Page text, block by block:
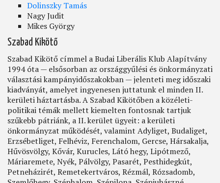
Dolinszky Tamás
Nagy Judit
Mikes György
Szabad Kikötő
Szabad Kikötő címmel a Budai Liberális Klub Alapítvány
1994 óta — elsősorban az országgyűlési és önkormányzati
választási kampányidőszakokban — jelenteti meg időszaki
kiadványát, amelyet ingyenesen juttatunk el minden II.
kerületi háztartásba. A Szabad Kikötőben a közéleti-
politikai témák mellett kiemelten fontosnak tartjuk
szűkebb pátriánk, a II. kerület ügyeit: a kerületi
önkormányzat működését, valamint Adyliget, Budaliget,
Erzsébetliget, Felhéviz, Ferenchalom, Gercse, Hársakalja,
Hűvösvölgy, Kővár, Kurucles, Látó hegy, Lipótmező,
Máriaremete, Nyék, Pálvölgy, Pasarét, Pesthidegkút,
Petneházirét, Remetekertváros, Rézmál, Rózsadomb,